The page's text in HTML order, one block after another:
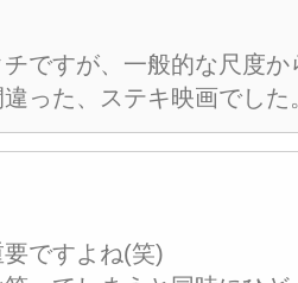
ですが、一般的な尺度
った、ステキ映画でし
ですよね(笑)